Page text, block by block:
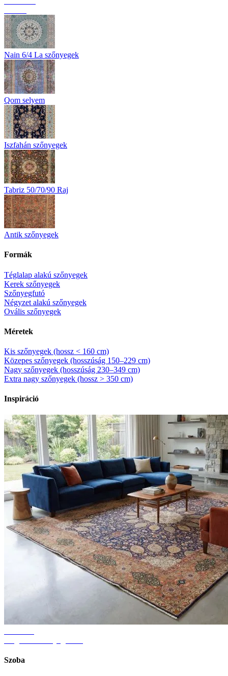
Nain 6/4 La szőnyegek
Qom selyem
Iszfahán szőnyegek
Tabriz 50/70/90 Raj
Antik szőnyegek
Formák
Téglalap alakú szőnyegek
Kerek szőnyegek
Szőnyegfutó
Négyzet alakú szőnyegek
Ovális szőnyegek
Méretek
Kis szőnyegek (hossz < 160 cm)
Közepes szőnyegek (hosszúság 150–229 cm)
Nagy szőnyegek (hosszúság 230–349 cm)
Extra nagy szőnyegek (hossz > 350 cm)
Inspiráció
Szoba